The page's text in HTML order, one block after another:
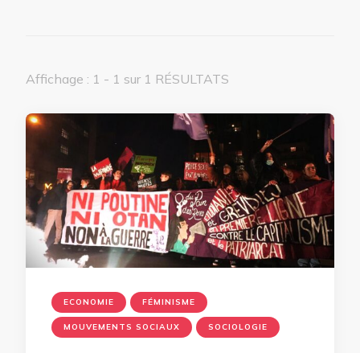
Affichage : 1 - 1 sur 1 RÉSULTATS
ECONOMIE FÉMINISME
MOUVEMENTS SOCIAUX SOCIOLOGIE